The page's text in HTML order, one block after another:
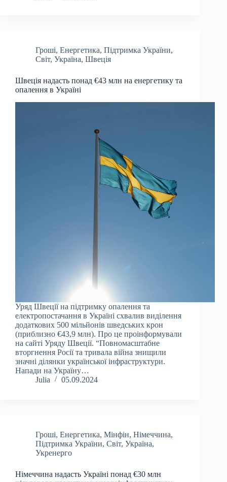
Гроші, Енергетика, Підтримка України,
Світ, Україна, Швеція
Швеція надасть понад €43 млн на енергетику та
опалення в Україні
Уряд Швеції на підтримку опалення та
електропостачання в Україні схвалив виділення
додаткових 500 мільйонів шведських крон
(приблизно €43,9 млн). Про це проінформували
на сайті Уряду Швеції. “Повномасштабне
вторгнення Росії та тривала війна знищили
значні ділянки української інфраструктури.
Напади на Україну…
Julia
05.09.2024
Гроші, Енергетика, Мінфін, Німеччина,
Підтримка України, Світ, Україна,
Укренерго
Німеччина надасть Україні понад €30 млн